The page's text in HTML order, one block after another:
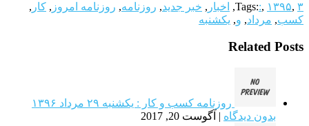
Tags::, ۱۳۹۵, ۳ , اخبار , خبر جدید, روزنامه, روزنامه امروز , كار ,
كسب, مرداد, و, یکشنبه‌
Related Posts
روزنامه كسب و كار : یکشنبه‌ ۲۹ مرداد ۱۳۹۶
بدون دیدگاه | آگوست 20, 2017